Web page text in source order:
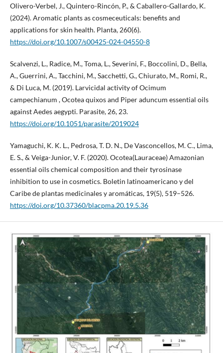
Olivero-Verbel, J., Quintero-Rincón, P., & Caballero-Gallardo, K.
(2024). Aromatic plants as cosmeceuticals: benefits and
applications for skin health. Planta, 260(6).
https://doi.org/10.1007/s00425-024-04550-8
Scalvenzi, L., Radice, M., Toma, L., Severini, F., Boccolini, D., Bella,
A., Guerrini, A., Tacchini, M., Sacchetti, G., Chiurato, M., Romi, R.,
& Di Luca, M. (2019). Larvicidal activity of Ocimum
campechianum , Ocotea quixos and Piper aduncum essential oils
against Aedes aegypti. Parasite, 26, 23.
https://doi.org/10.1051/parasite/2019024
Yamaguchi, K. K. L., Pedrosa, T. D. N., De Vasconcellos, M. C., Lima,
E. S., & Veiga-Junior, V. F. (2020). Ocotea(Lauraceae) Amazonian
essential oils chemical composition and their tyrosinase
inhibition to use in cosmetics. Boletin latinoamericano y del
Caribe de plantas medicinales y aromáticas, 19(5), 519–526.
https://doi.org/10.37360/blacpma.20.19.5.36